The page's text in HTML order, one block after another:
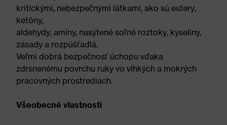
kritickými, nebezpečnými látkami, ako sú estery,
ketóny,
aldehydy, amíny, nasýtené soľné roztoky, kyseliny,
zásady a rozpúšťadlá.
Veľmi dobrá bezpečnosť úchopu vďaka
zdrsnenému povrchu ruky vo vlhkých a mokrých
pracovných prostrediach.
Všeobecné vlastnosti